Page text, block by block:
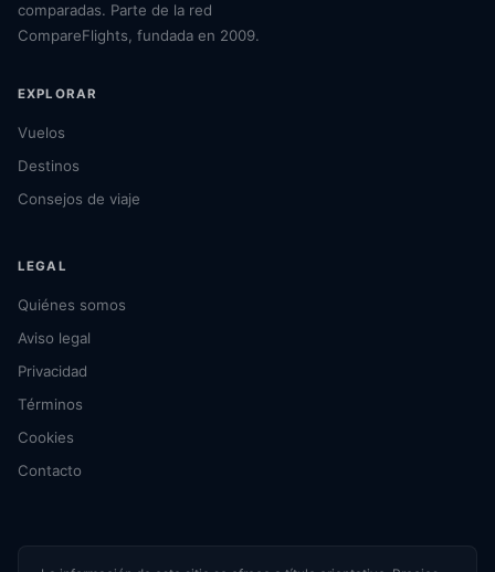
comparadas. Parte de la red
CompareFlights, fundada en 2009.
EXPLORAR
Vuelos
Destinos
Consejos de viaje
LEGAL
Quiénes somos
Aviso legal
Privacidad
Términos
Cookies
Contacto